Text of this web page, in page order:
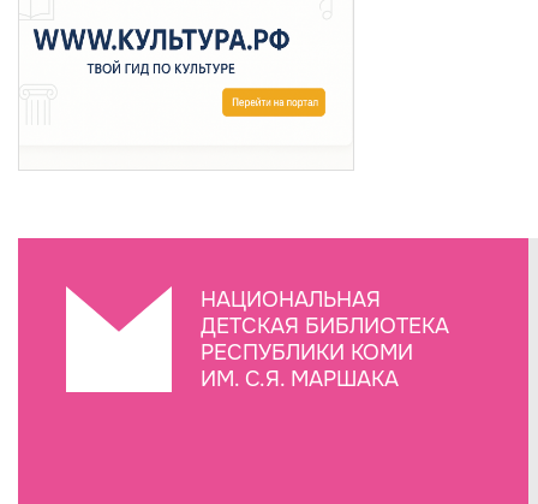
НАЦИОНАЛЬНАЯ
ДЕТСКАЯ БИБЛИОТЕКА
РЕСПУБЛИКИ КОМИ
ИМ. С.Я. МАРШАКА